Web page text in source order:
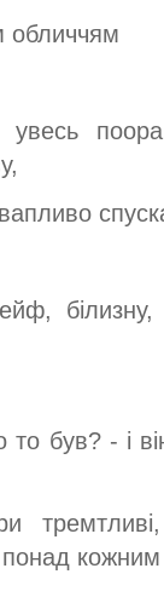
обличчям
увесь
був? - і